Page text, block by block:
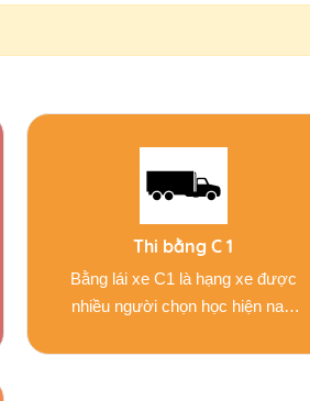
Thi bằng C 1
Bằng lái xe C1 là hạng xe được
nhiều người chọn học hiện nay,